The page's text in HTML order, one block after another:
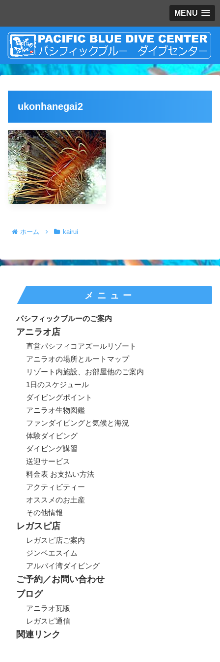
MENU
ukonhanegai2
ホーム kairui
メニュー
パシフィックブルーのご案内
アニラオ店
直営パシフィコアズールリゾート
アニラオの場所とルートマップ
リゾート内施設、お部屋他のご案内
1日のスケジュール
ダイビングポイント
アニラオ生物図鑑
ファンダイビングと気候と海況
体験ダイビング
ダイビング講習
送迎サービス
料金表 お支払い方法
アクティビティー
オススメのお土産
その他情報
レガスピ店
レガスピ店ご案内
ジンベエスイム
アルバイ湾ダイビング
ご予約／お問い合わせ
ブログ
アニラオ瓦版
レガスピ通信
関連リンク